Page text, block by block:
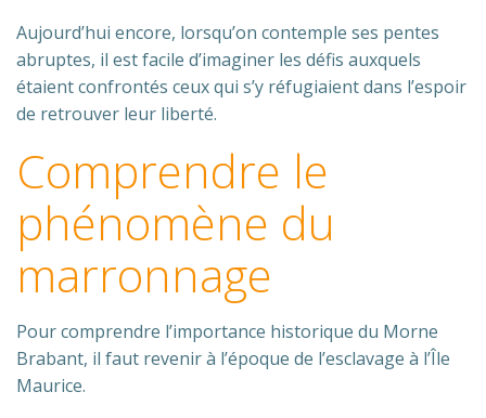
Aujourd’hui encore, lorsqu’on contemple ses pentes
abruptes, il est facile d’imaginer les défis auxquels
étaient confrontés ceux qui s’y réfugiaient dans l’espoir
de retrouver leur liberté.
Comprendre le
phénomène du
marronnage
Pour comprendre l’importance historique du Morne
Brabant, il faut revenir à l’époque de l’esclavage à l’Île
Maurice.